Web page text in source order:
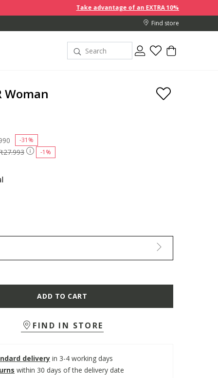
Take advantage of an EXTRA 10% off discount prices
Find store
Woman
-1%
from
-31%
ADD TO CART
FIND IN STORE
delivery in 3-4 working days
within 30 days of the delivery date